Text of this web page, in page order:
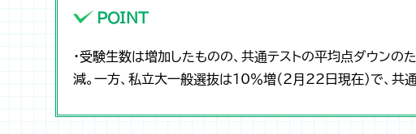
POINT
・受験生数は増加したものの、共通テストの平均点ダウン
減。一方、私立大一般選抜は10％増（2月22日現在）で、共